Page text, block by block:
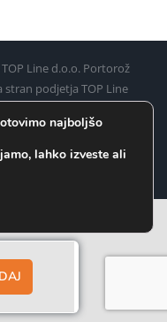
TOP Line d.o.o. Portorož
podjetja TOP Line
do Benetk
WhatsApp
najboljšo
lahko izveste ali